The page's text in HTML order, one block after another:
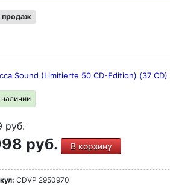
продаж
Sound (Limitierte 50 CD-Edition) (37 CD)
наличии
руб.
руб. В корзину
CDVP 2950970